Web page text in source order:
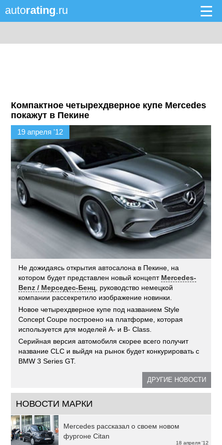
autorating.ru
Компактное четырехдверное купе Mercedes
покажут в Пекине
19 апреля '12
Не дожидаясь открытия автосалона в Пекине, на
котором будет представлен новый концепт Mercedes-
Benz / Мерседес-Бенц , руководство немецкой
компании рассекретило изображение новинки.
Новое четырехдверное купе под названием Style
Concept Coupe построено на платформе, которая
используется для моделей A- и B- Class.
Серийная версия автомобиля скорее всего получит
название CLC и выйдя на рынок будет конкурировать с
BMW 3 Series GT.
ДРУГИЕ НОВОСТИ
НОВОСТИ МАРКИ
18 апреля '12
Mercedes рассказал о своем новом
фургоне Citan